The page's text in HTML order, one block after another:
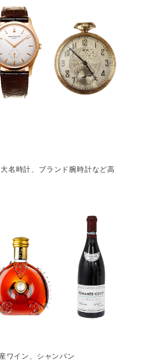
名時計、ブランド腕時計など高
ワイン、シャンパン